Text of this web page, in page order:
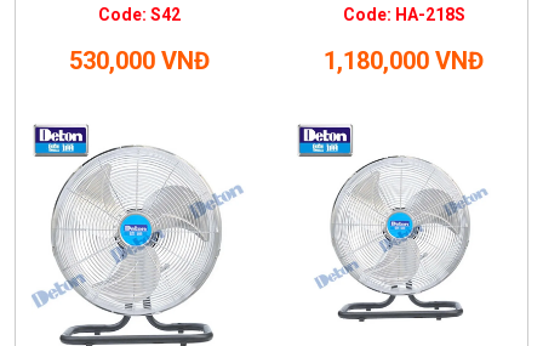
Code: S42
530,000 VNĐ
Code: HA-218S
1,180,000 VNĐ